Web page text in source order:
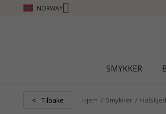
NORWAY
SMYKKER
< Tilbake Hjem Smykker